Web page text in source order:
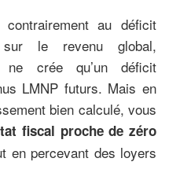
au déficit
le revenu global,
ne crée qu’un déficit
LMNP futurs. Mais en
bien calculé, vous
fiscal proche de zéro
en percevant des loyers